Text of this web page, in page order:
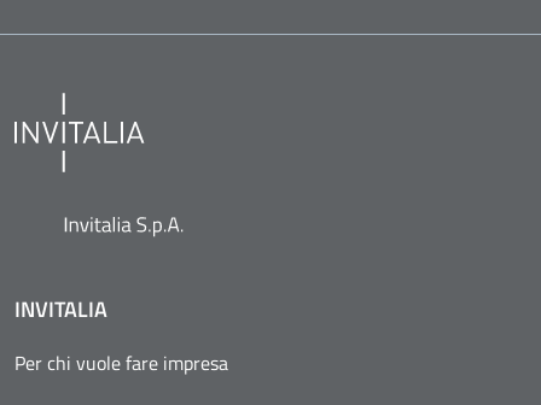
INVITALIA
Per chi vuole fare impresa